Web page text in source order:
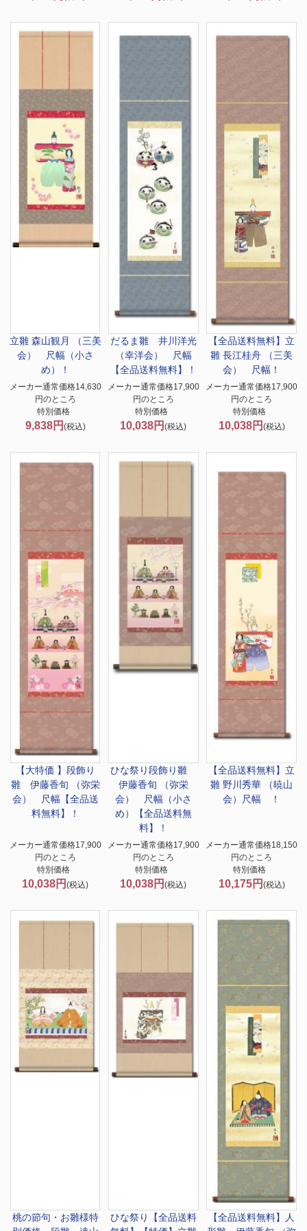
立雛 森山観月 （三美
会） 尺幅（小さ
め）！
メーカー通常価格14,630
円のところ
特別価格
9,838円 (税込)
だるま雛 井川洋光
（幸洋会） 尺幅
【全品送料無料】！
メーカー通常価格17,900
円のところ
特別価格
10,038円(税込)
【全品送料無料】 立
雛 長江桂舟 （三美
会） 尺幅！
メーカー通常価格17,900
円のところ
特別価格
10,038円 (税込)
【大特価 】 段飾り
雛 伊藤香旬 （弥栄
会） 尺幅【全品送
料無料】！
メーカー通常価格17,900
円のところ
特別価格
10,038円(税込)
ひな祭り段飾り雛
伊藤香旬 （弥栄
会） 尺幅（小さ
め）【全品送料無
料】！
メーカー通常価格17,900
円のところ
特別価格
10,038円(税込)
【全品送料無料】 立
雛 野川秀華 （暁山
会）尺幅 ！
メーカー通常価格18,150
円のところ
特別価格
10,175円 (税込)
桃の節句・お雛様特
ひな祭り
【全品送料
【全品送料無料】
人